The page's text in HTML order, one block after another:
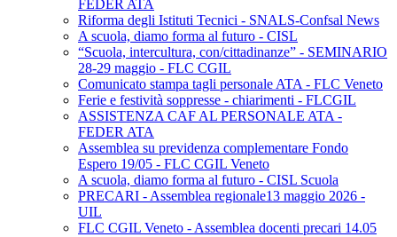
FEDER ATA
Riforma degli Istituti Tecnici - SNALS-Confsal News
A scuola, diamo forma al futuro - CISL
“Scuola, intercultura, con/cittadinanze” - SEMINARIO
28-29 maggio - FLC CGIL
Comunicato stampa tagli personale ATA - FLC Veneto
Ferie e festività soppresse - chiarimenti - FLCGIL
ASSISTENZA CAF AL PERSONALE ATA -
FEDER ATA
Assemblea su previdenza complementare Fondo
Espero 19/05 - FLC CGIL Veneto
A scuola, diamo forma al futuro - CISL Scuola
PRECARI - Assemblea regionale13 maggio 2026 -
UIL
FLC CGIL Veneto - Assemblea docenti precari 14.05